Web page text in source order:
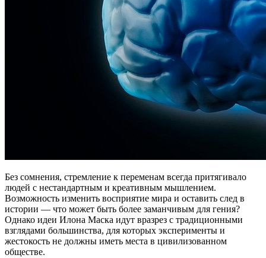
Без сомнения, стремление к переменам всегда притягивало
людей с нестандартным и креативным мышлением.
Возможность изменить восприятие мира и оставить след в
истории — что может быть более заманчивым для гения?
Однако идеи Илона Маска идут вразрез с традиционными
взглядами большинства, для которых эксперименты и
жестокость не должны иметь места в цивилизованном
обществе.